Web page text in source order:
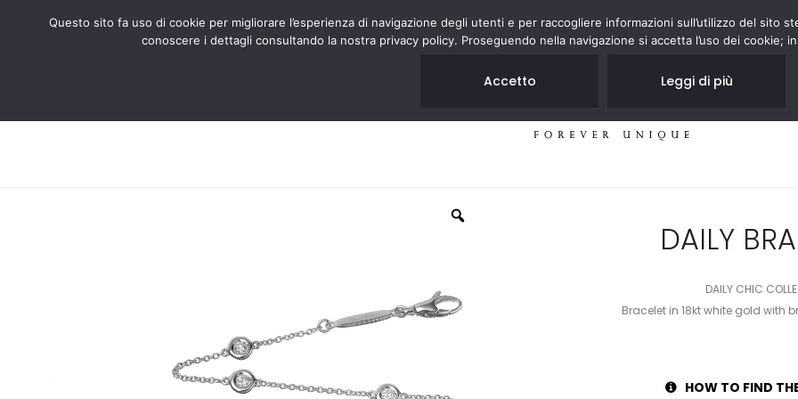
DAILY
DAILY CHIC
Bracelet in 18kt white gold with
HOW TO FIND
Questo sito fa uso di cookie per migliorare l’esperienza di navigazione degli utenti e per raccogliere informazioni sull’utilizzo del sito
conoscere i dettagli consultando la nostra privacy policy. Proseguendo nella navigazione si accetta l’uso dei cookie;
Accetto Leggi di più